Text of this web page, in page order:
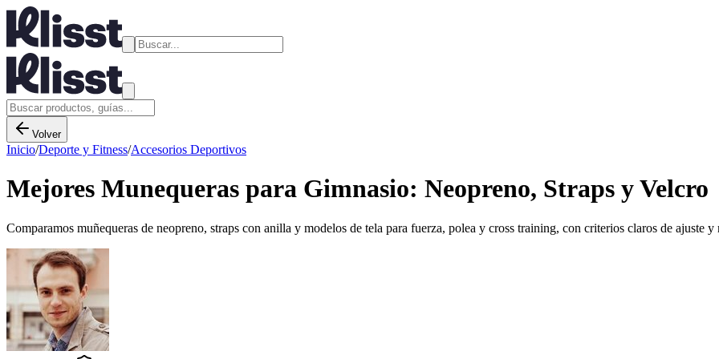
Volver
Inicio/Deporte y Fitness/Accesorios Deportivos
Mejores Munequeras para Gimnasio: Neopreno, Straps y Velcro
Comparamos muñequeras de neopreno, straps con anilla y modelos de tela para fuerza, polea y cross training, con criterios claros de ajuste y